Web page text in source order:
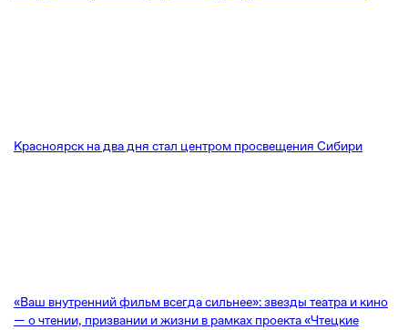
Красноярск на два дня стал центром просвещения Сибири
«Ваш внутренний фильм всегда сильнее»: звезды театра и кино
— о чтении, призвании и жизни в рамках проекта «Чтецкие